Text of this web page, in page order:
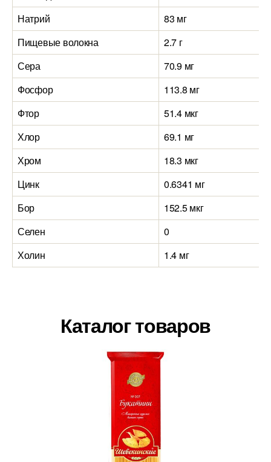
Натрий
83 мг
Пищевые волокна
2.7 г
Сера
70.9 мг
Фосфор
113.8 мг
Фтор
51.4 мкг
Хлор
69.1 мг
Хром
18.3 мкг
Цинк
0.6341 мг
Бор
152.5 мкг
Селен
0
Холин
1.4 мг
Каталог товаров